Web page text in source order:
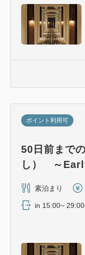
ポイント利用可
50日前まで
し） ～
素泊まり
in 15:00~